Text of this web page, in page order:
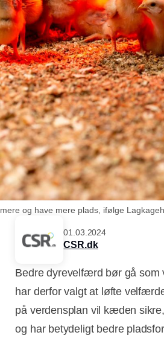
og have mere plads, ifølge
01.03.2024
CSR.dk
Bedre dyrevelfærd bør gå som
har derfor valgt at løfte
på verdensplan vil kæden
og har betydeligt bedre